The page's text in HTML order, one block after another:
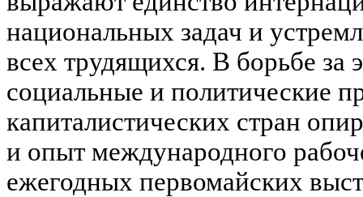
национальных задач и
всех трудящихся. В борьбе за
социальные и политические
капиталистических стран
и опыт международного
ежегодных первомайских